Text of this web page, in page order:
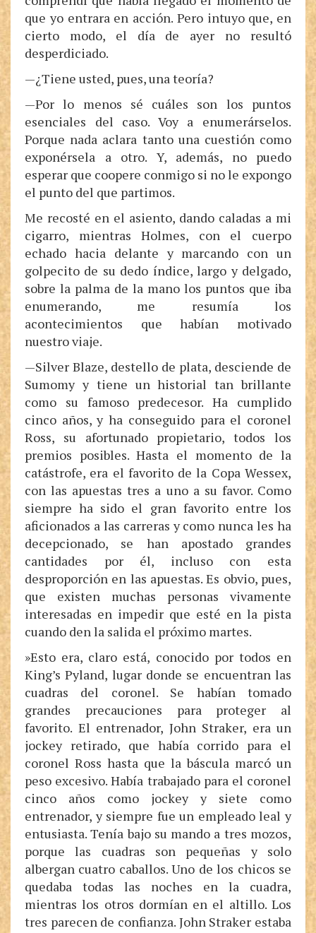
que yo entrara en acción. Pero intuyo que, en
cierto modo, el día de ayer no resultó
desperdiciado.
—¿Tiene usted, pues, una teoría?
—Por lo menos sé cuáles son los puntos
esenciales del caso. Voy a enumerárselos.
Porque nada aclara tanto una cuestión como
exponérsela a otro. Y, además, no puedo
esperar que coopere conmigo si no le expongo
el punto del que partimos.
Me recosté en el asiento, dando caladas a mi
cigarro, mientras Holmes, con el cuerpo
echado hacia delante y marcando con un
golpecito de su dedo índice, largo y delgado,
sobre la palma de la mano los puntos que iba
enumerando, me resumía los
acontecimientos que habían motivado
nuestro viaje.
—Silver Blaze, destello de plata, desciende de
Sumomy y tiene un historial tan brillante
como su famoso predecesor. Ha cumplido
cinco años, y ha conseguido para el coronel
Ross, su afortunado propietario, todos los
premios posibles. Hasta el momento de la
catástrofe, era el favorito de la Copa Wessex,
con las apuestas tres a uno a su favor. Como
siempre ha sido el gran favorito entre los
aficionados a las carreras y como nunca les ha
decepcionado, se han apostado grandes
cantidades por él, incluso con esta
desproporción en las apuestas. Es obvio, pues,
que existen muchas personas vivamente
interesadas en impedir que esté en la pista
cuando den la salida el próximo martes.
»Esto era, claro está, conocido por todos en
King’s Pyland, lugar donde se encuentran las
cuadras del coronel. Se habían tomado
grandes precauciones para proteger al
favorito. El entrenador, John Straker, era un
jockey retirado, que había corrido para el
coronel Ross hasta que la báscula marcó un
peso excesivo. Había trabajado para el coronel
cinco años como jockey y siete como
entrenador, y siempre fue un empleado leal y
entusiasta. Tenía bajo su mando a tres mozos,
porque las cuadras son pequeñas y solo
albergan cuatro caballos. Uno de los chicos se
quedaba todas las noches en la cuadra,
mientras los otros dormían en el altillo. Los
tres parecen de confianza. John Straker estaba